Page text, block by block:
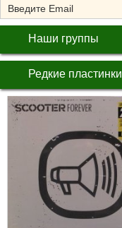
Наши группы
Редкие пластинки